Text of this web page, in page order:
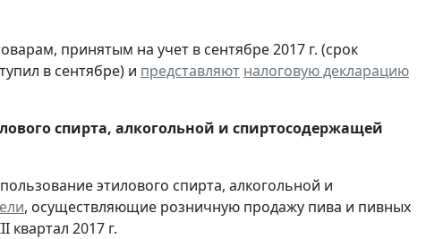
принятым на учет в сентябре 2017 г. (срок
в сентябре) и представляют налоговую декларацию
спирта, алкогольной и спиртосодержащей
этилового спирта, алкогольной и
, осуществляющие розничную продажу пива и пивных
квартал 2017 г.